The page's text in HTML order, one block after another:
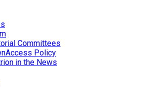
Committees
Policy
in the News